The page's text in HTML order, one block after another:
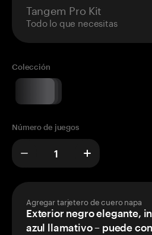
Tangem Pro Kit
Todo lo que necesitas
Colección
Número de juegos
Agregar tarjetero de cuero napa
Exterior negro elegante,
azul llamativo – puede